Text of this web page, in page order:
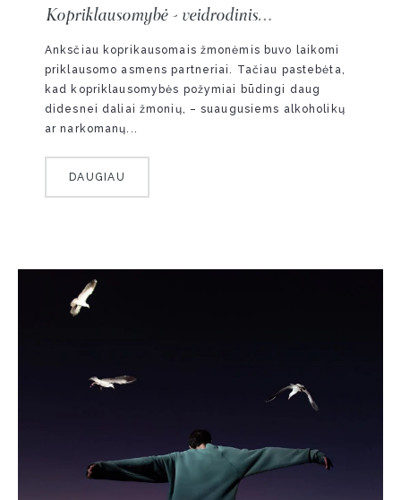
Kopriklausomybė - veidrodinis
priklausomybės atspindys
Anksčiau koprikausomais žmonėmis buvo laikomi
priklausomo asmens partneriai. Tačiau pastebėta,
kad kopriklausomybės požymiai būdingi daug
didesnei daliai žmonių, – suaugusiems alkoholikų
ar narkomanų...
DAUGIAU